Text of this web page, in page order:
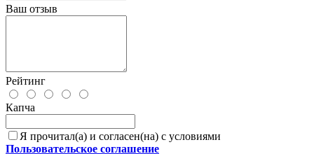
Ваш отзыв
Рейтинг
Капча
Я прочитал(а) и согласен(на) с условиями
Пользовательское соглашение